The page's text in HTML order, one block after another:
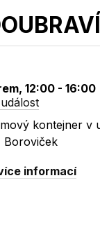
12:00 - 16:00
kontejner v
Boroviček
informací